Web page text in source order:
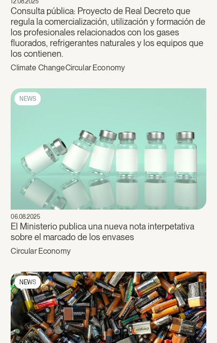
12.08.2025
Consulta pública: Proyecto de Real Decreto que
regula la comercialización, utilización y formación de
los profesionales relacionados con los gases
fluorados, refrigerantes naturales y los equipos que
los contienen.
Climate ChangeCircular Economy
NEWS
06.08.2025
El Ministerio publica una nueva nota interpetativa
sobre el marcado de los envases
Circular Economy
NEWS